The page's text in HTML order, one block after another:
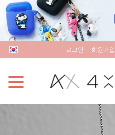
로그인 회원가입